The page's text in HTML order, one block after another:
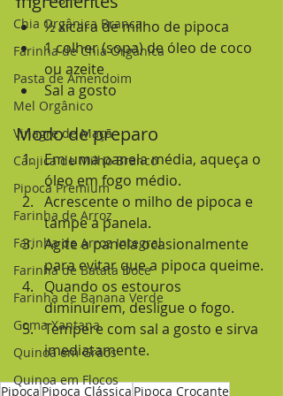
Chia Orgânica Branca
Farinha de Chia Orgânica
Pasta de Amendoim
Mel Orgânico
Vinagre de Maçã
Canjica de Milho Branco
Pipoca Premium
Farinha de Arroz
Farinha de Arroz Integral
Farinha de Batata Doce
Farinha de Banana Verde
Goma Xantana
Quinoa em Grãos
Quinoa em Flocos
½ xícara de milho de pipoca
1 colher (sopa) de óleo de coco
ou azeite
Sal a gosto
Modo de preparo
Em uma panela média, aqueça o
óleo em fogo médio.
Acrescente o milho de pipoca e
tampe a panela.
Agite a panela ocasionalmente
para evitar que a pipoca queime.
Quando os estouros
diminuírem, desligue o fogo.
Tempere com sal a gosto e sirva
imediatamente.
Pipoca Pipoca Clássica Pipoca Crocante